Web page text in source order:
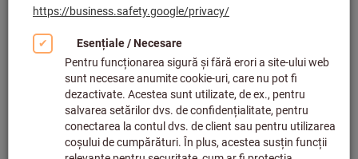
Portscule combi pentru freze MAS-BT (194)
Portscule pentru freză cu alezaj MAS-BT (64)